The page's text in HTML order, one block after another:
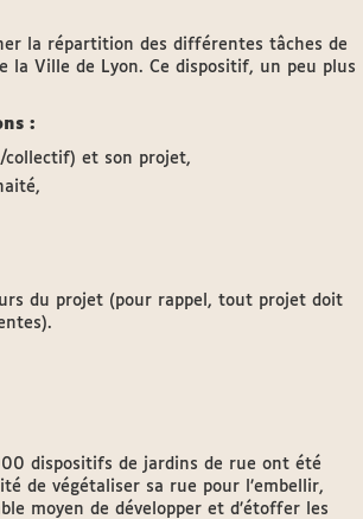
la répartition des différentes tâches de
la Ville de Lyon. Ce dispositif, un peu plus
:
collectif) et son projet,
du projet (pour rappel, tout projet doit
dispositifs de jardins de rue ont été
de végétaliser sa rue pour l’embellir,
moyen de développer et d’étoffer les